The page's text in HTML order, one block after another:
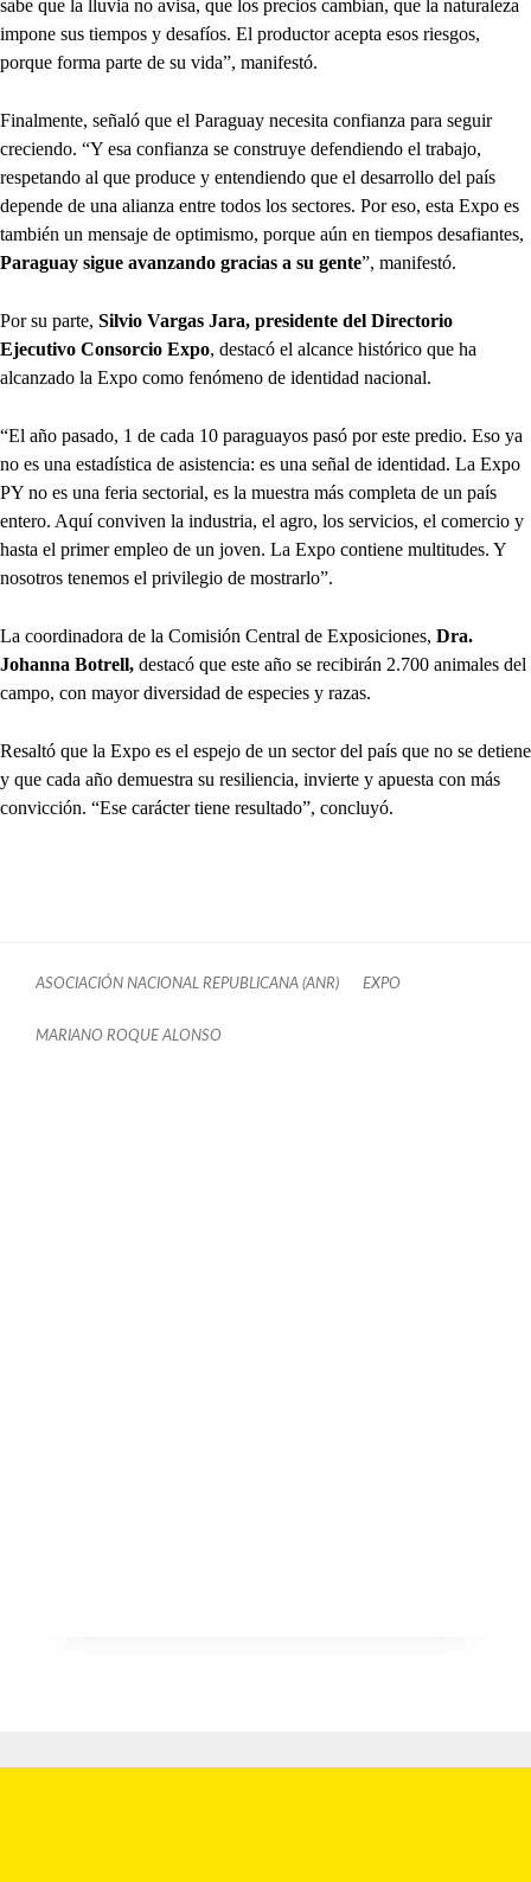
sabe que la lluvia no avisa, que los precios cambian, que la naturaleza
impone sus tiempos y desafíos. El productor acepta esos riesgos,
porque forma parte de su vida”, manifestó.
Finalmente, señaló que el Paraguay necesita confianza para seguir
creciendo. “Y esa confianza se construye defendiendo el trabajo,
respetando al que produce y entendiendo que el desarrollo del país
depende de una alianza entre todos los sectores. Por eso, esta Expo es
también un mensaje de optimismo, porque aún en tiempos desafiantes,
Paraguay sigue avanzando gracias a su gente”, manifestó.
Por su parte, Silvio Vargas Jara, presidente del Directorio
Ejecutivo Consorcio Expo, destacó el alcance histórico que ha
alcanzado la Expo como fenómeno de identidad nacional.
“El año pasado, 1 de cada 10 paraguayos pasó por este predio. Eso ya
no es una estadística de asistencia: es una señal de identidad. La Expo
PY no es una feria sectorial, es la muestra más completa de un país
entero. Aquí conviven la industria, el agro, los servicios, el comercio y
hasta el primer empleo de un joven. La Expo contiene multitudes. Y
nosotros tenemos el privilegio de mostrarlo”.
La coordinadora de la Comisión Central de Exposiciones, Dra.
Johanna Botrell, destacó que este año se recibirán 2.700 animales del
campo, con mayor diversidad de especies y razas.
Resaltó que la Expo es el espejo de un sector del país que no se detiene
y que cada año demuestra su resiliencia, invierte y apuesta con más
convicción. “Ese carácter tiene resultado”, concluyó.
ASOCIACIÓN NACIONAL REPUBLICANA (ANR) EXPO
MARIANO ROQUE ALONSO